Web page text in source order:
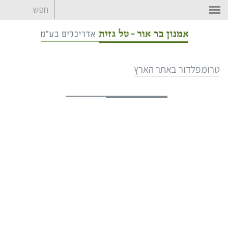
לדלג
לתוכן
טרומפלדור באתר הארץ